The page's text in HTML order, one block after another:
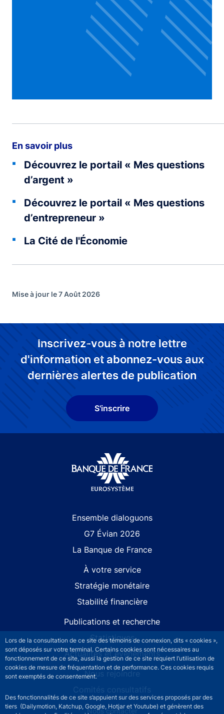
Lors de la consultation de ce site des témoins de connexion, dits « cookies »,
sont déposés sur votre terminal. Certains cookies sont nécessaires au
fonctionnement de ce site, aussi la gestion de ce site requiert l’utilisation de
cookies de mesure de fréquentation et de performance. Ces cookies requis
sont exemptés de consentement.
Des fonctionnalités de ce site s’appuient sur des services proposés par des
tiers (Dailymotion, Katchup, Google, Hotjar et Youtube) et génèrent des
En savoir plus
Découvrez le portail « Mes questions
d’argent »
Découvrez le portail « Mes questions
d’entrepreneur »
La Cité de l'Économie
Mise à jour le 7 Août 2026
Inscrivez-vous à notre lettre
d'information et abonnez-vous aux
dernières alertes de publication
S'inscrire
Ensemble dialoguons
G7 Évian 2026
La Banque de France
À votre service
Stratégie monétaire
Stabilité financière
Publications et recherche
Statistiques
Actualités et événements
Nous rejoindre
Comités consultatifs
Footer secondary menuNous contacter